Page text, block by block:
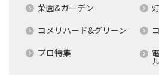
菜園&ガーデン
コメリハード&グリーン
プロ特集